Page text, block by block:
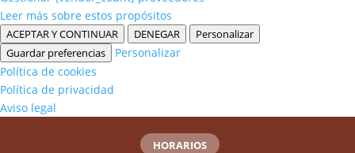
Leer más sobre estos propósitos
ACEPTAR Y CONTINUAR DENEGAR
Personalizar
Guardar preferencias
Personalizar
Política de cookies
Política de privacidad
Aviso legal
HORARIOS